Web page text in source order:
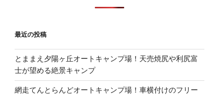
最近の投稿
とままえ夕陽ヶ丘オートキャンプ場！天売焼尻や利尻富
士が望める絶景キャンプ
網走てんとらんどオートキャンプ場！車横付けのフリー